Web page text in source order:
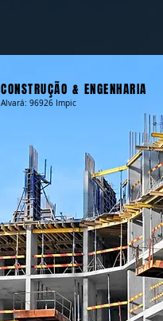
CONSTRUÇÃO & ENGENHARIA
Alvará: 96926 Impic